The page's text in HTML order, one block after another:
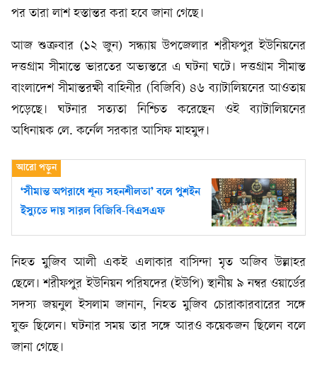
পর তারা লাশ হস্তান্তর করা হবে জানা গেছে।
আজ শুক্রবার (১২ জুন) সন্ধ্যায় উপজেলার শরীফপুর ইউনিয়নের
দত্তগ্রাম সীমান্তে ভারতের অভ্যন্তরে এ ঘটনা ঘটে। দত্তগ্রাম সীমান্ত
বাংলাদেশ সীমান্তরক্ষী বাহিনীর (বিজিবি) ৪৬ ব্যাটালিয়নের আওতায়
পড়েছে। ঘটনার সত্যতা নিশ্চিত করেছেন ওই ব্যাটালিয়নের
অধিনায়ক লে. কর্নেল সরকার আসিফ মাহমুদ।
‘সীমান্ত অপরাধে শূন্য সহনশীলতা’ বলে পুশইন
ইস্যুতে দায় সারল বিজিবি-বিএসএফ
নিহত মুজিব আলী একই এলাকার বাসিন্দা মৃত অজিব উল্লাহর
ছেলে। শরীফপুর ইউনিয়ন পরিষদের (ইউপি) স্থানীয় ৯ নম্বর ওয়ার্ডের
সদস্য জয়নুল ইসলাম জানান, নিহত মুজিব চোরাকারবারের সঙ্গে
যুক্ত ছিলেন। ঘটনার সময় তার সঙ্গে আরও কয়েকজন ছিলেন বলে
জানা গেছে।